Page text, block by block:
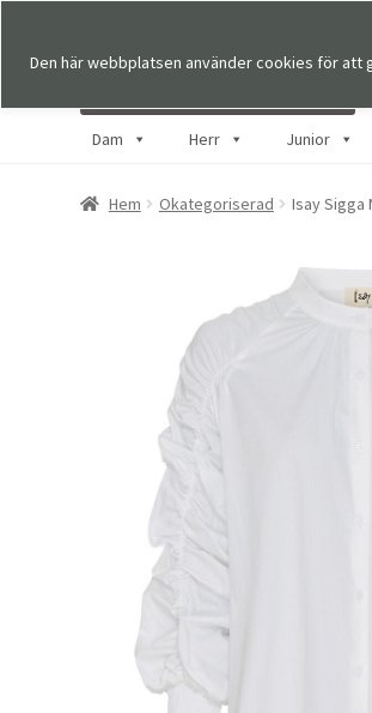
Den här webbplatsen använder cookies för
Dam Herr Junior
Hem Okategoriserad Isay Sigga